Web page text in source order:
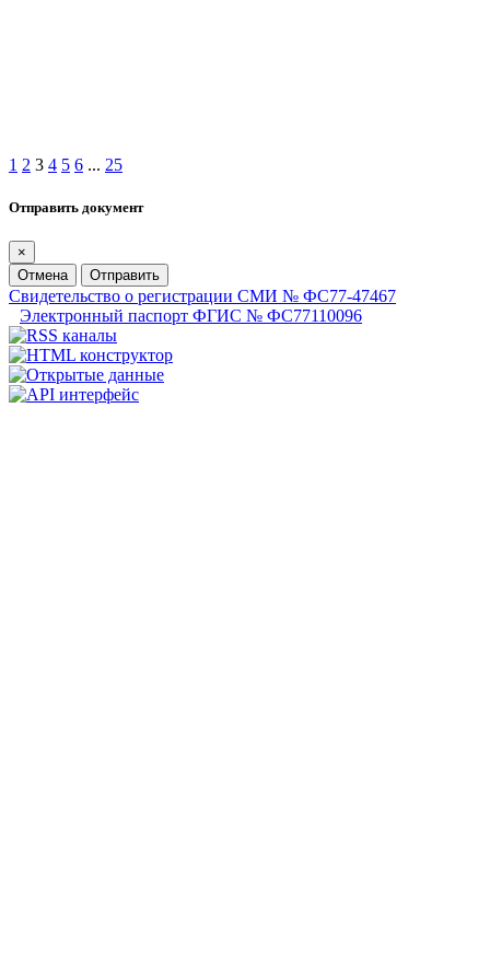
1 2 3 4 5 6 ... 25
Отправить документ
×
Отмена
Отправить
Свидетельство о регистрации СМИ № ФС77-47467
Электронный паспорт ФГИС № ФС77110096